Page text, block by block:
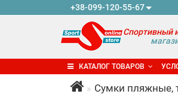
+38-099-120-55-67
Спортивный
КАТАЛОГ ТОВАРОВ
Сумки пляжные,